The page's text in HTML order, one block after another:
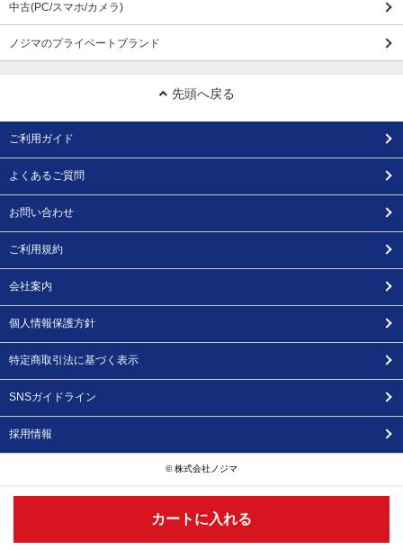
カートに入れる
中古(PC/スマホ/カメラ)
ノジマのプライベートブランド
先頭へ戻る
ご利用ガイド
よくあるご質問
お問い合わせ
ご利用規約
会社案内
個人情報保護方針
特定商取引法に基づく表示
SNSガイドライン
採用情報
© 株式会社ノジマ